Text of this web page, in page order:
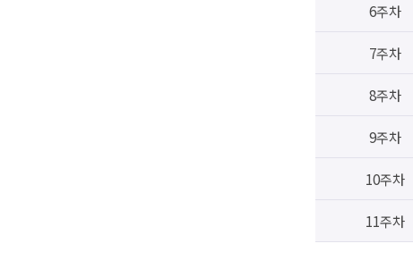
6주차
7주차
8주차
9주차
10주차
11주차